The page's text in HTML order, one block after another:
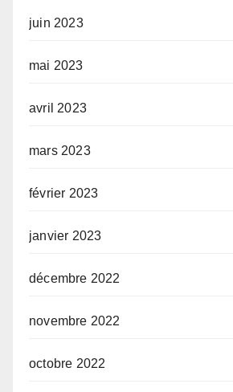
juin 2023
mai 2023
avril 2023
mars 2023
février 2023
janvier 2023
décembre 2022
novembre 2022
octobre 2022